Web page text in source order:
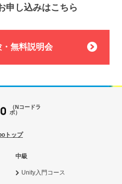
申し込みはこちら
無料説明会
（Nコードラ
ボ）
トップ
中級
Unity入門コース